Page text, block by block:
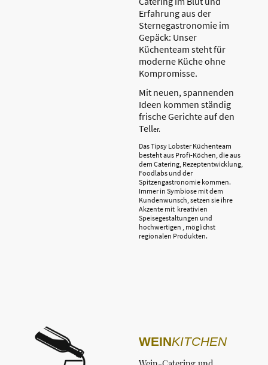
Erfahrung aus der
Sternegastronomie im
Gepäck: Unser
Küchenteam steht für
moderne Küche ohne
Kompromisse.
Mit neuen, spannenden
Ideen kommen ständig
frische Gerichte auf den
Teller.
Das Tipsy Lobster Küchenteam
besteht aus Profi-Köchen, die aus
dem Catering, Rezeptentwicklung,
Foodlabs und der
Spitzengastronomie kommen.
Immer in Symbiose mit dem
Kundenwunsch, setzen sie ihre
Akzente mit kreativien
Speisegestaltungen und
hochwertigen , möglichst
regionalen Produkten.
WEINKITCHEN